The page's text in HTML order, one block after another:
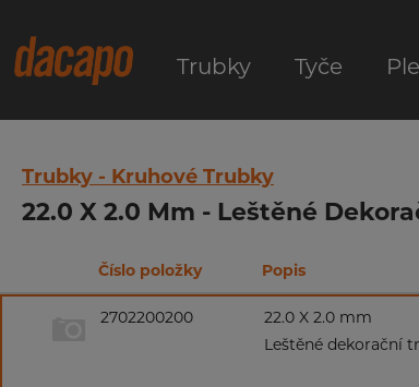
Trubky Tyče
Trubky - Kruhové Trubky
22.0 X 2.0 Mm - Leštěné
Číslo položky Popis
2702200200
22.0 X 2.0 mm
Leštěné dekorační